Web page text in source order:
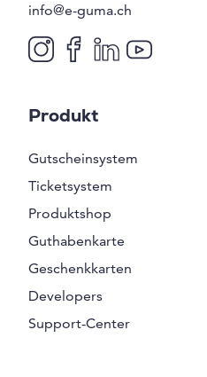
info@e-guma.ch
Produkt
Gutscheinsystem
Ticketsystem
Produktshop
Guthabenkarte
Geschenkkarten
Developers
Support-Center